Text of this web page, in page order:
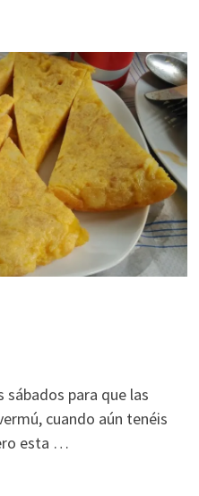
sábados para que las
cuando aún tenéis
esta …